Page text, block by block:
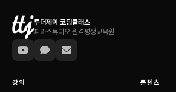
투더제이 코딩클래스
피라스튜디오 원격평생교육원
강의 콘텐츠